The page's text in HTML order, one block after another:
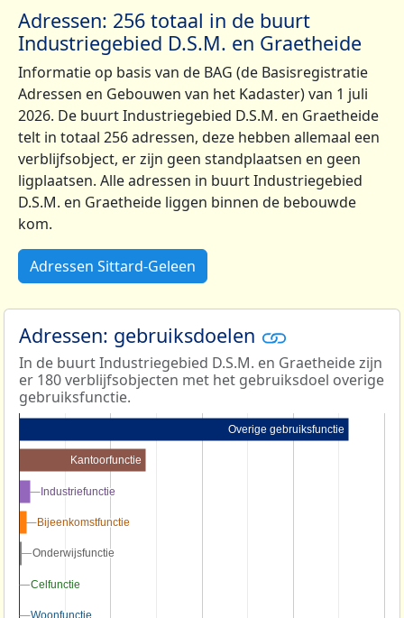
Adressen: 256 totaal in de buurt
Industriegebied D.S.M. en Graetheide
Informatie op basis van de BAG (de Basisregistratie
Adressen en Gebouwen van het Kadaster) van 1 juli
2026. De buurt Industriegebied D.S.M. en Graetheide
telt in totaal 256 adressen, deze hebben allemaal een
verblijfsobject, er zijn geen standplaatsen en geen
ligplaatsen. Alle adressen in buurt Industriegebied
D.S.M. en Graetheide liggen binnen de bebouwde
kom.
Adressen Sittard-Geleen
Adressen: gebruiksdoelen
In de buurt Industriegebied D.S.M. en Graetheide zijn
er 180 verblijfsobjecten met het gebruiksdoel overige
gebruiksfunctie.
Overige gebruiksfunctie
Kantoorfunctie
Industriefunctie
Industriefunctie
Bijeenkomstfunctie
Bijeenkomstfunctie
Onderwijsfunctie
Onderwijsfunctie
Celfunctie
Celfunctie